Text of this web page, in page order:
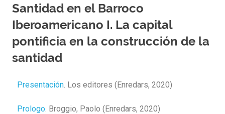
Santidad en el Barroco
Iberoamericano I. La capital
pontificia en la construcción de la
santidad
Presentación. Los editores (Enredars, 2020)
Prologo. Broggio, Paolo (Enredars, 2020)